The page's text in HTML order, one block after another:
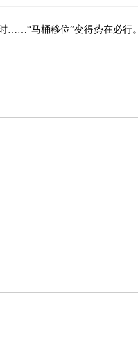
……“马桶移位”变得势在必行